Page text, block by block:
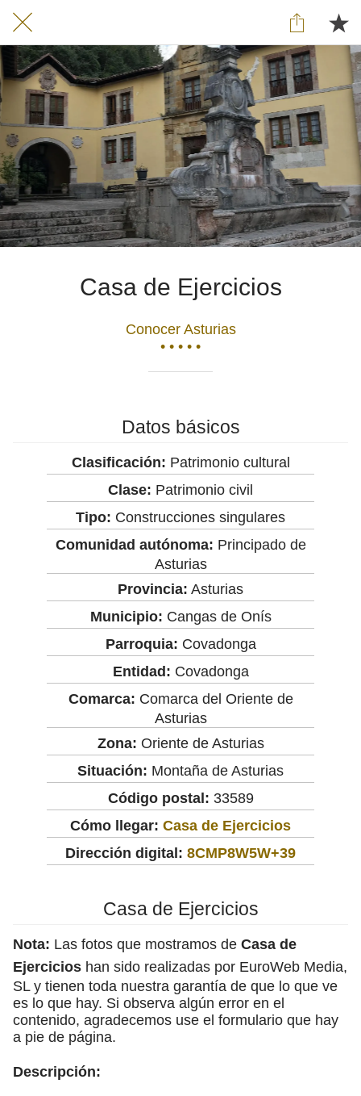
Casa de Ejercicios
Conocer Asturias
• • • • •
Datos básicos
Clasificación: Patrimonio cultural
Clase: Patrimonio civil
Tipo: Construcciones singulares
Comunidad autónoma: Principado de
Asturias
Provincia: Asturias
Municipio: Cangas de Onís
Parroquia: Covadonga
Entidad: Covadonga
Comarca: Comarca del Oriente de
Asturias
Zona: Oriente de Asturias
Situación: Montaña de Asturias
Código postal: 33589
Cómo llegar: Casa de Ejercicios
Dirección digital: 8CMP8W5W+39
Casa de Ejercicios
Nota: Las fotos que mostramos de Casa de
Ejercicios han sido realizadas por EuroWeb Media,
SL y tienen toda nuestra garantía de que lo que ve
es lo que hay. Si observa algún error en el
contenido, agradecemos use el formulario que hay
a pie de página.
Descripción: